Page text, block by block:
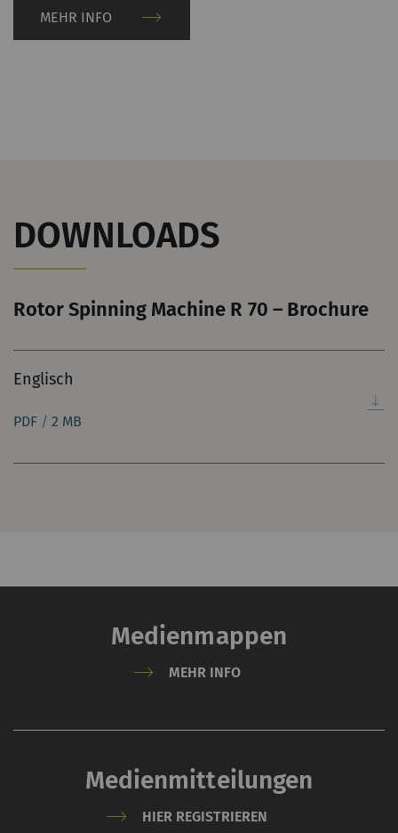
MEHR INFO
DOWNLOADS
Rotor Spinning Machine R 70 – Brochure
Englisch
PDF /2 MB
Medienmappen
MEHR INFO
Medienmitteilungen
HIER REGISTRIEREN